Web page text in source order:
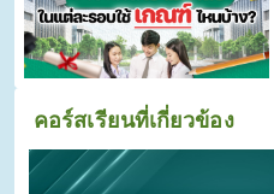
คอร์สเรียนที่เกี่ยวข้อง